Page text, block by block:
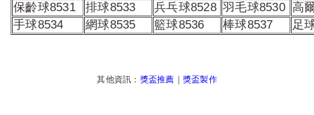
保齡球8531
排球8533 兵乓球8528 羽毛球8530 高
手球8534
網球8535 籃球8536 棒球8537 足
其他資訊： 獎盃推薦 獎盃製作